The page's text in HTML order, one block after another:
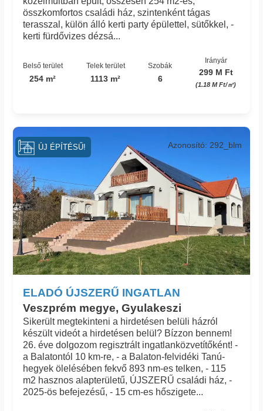
összkomfortos családi ház, szintenként tágas
terasszal, külön álló kerti party épülettel, sütőkkel, -
kerti fürdővizes dézsá...
Belső terület
254 m²
Telek terület
1113 m²
Szobák
6
Irányár
299 M Ft
(1.18 M Ft/㎡)
ELADÓ ÚJSZERŰ INGATLAN
Veszprém megye, Gyulakeszi
Azonosító: 292_blm
Sikerült megtekinteni a hirdetésen belüli házról
készült videót a hirdetésen belül? Bízzon bennem!
26. éve dolgozom regisztrált ingatlanközvetítőként! -
a Balatontól 10 km-re, - a Balaton-felvidéki Tanú-
hegyek ölelésében fekvő 893 nm-es telken, - 115
m2 hasznos alapterületű, ÚJSZERŰ családi ház, -
2025-ös befejezésű, - 15 cm-es hőszigete...
ÚJ ÉPÍTÉSŰ!